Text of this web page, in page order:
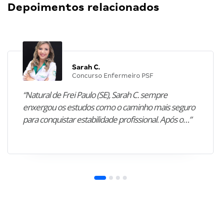
Depoimentos relacionados
Sarah C.
Concurso Enfermeiro PSF
“Natural de Frei Paulo (SE), Sarah C. sempre
enxergou os estudos como o caminho mais seguro
para conquistar estabilidade profissional. Após o…”